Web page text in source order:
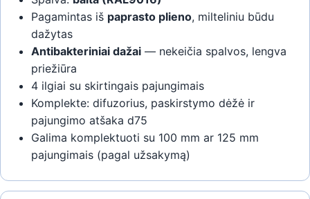
Pagamintas iš paprasto plieno, milteliniu būdu
dažytas
Antibakteriniai dažai — nekeičia spalvos, lengva
priežiūra
4 ilgiai su skirtingais pajungimais
Komplekte: difuzorius, paskirstymo dėžė ir
pajungimo atšaka d75
Galima komplektuoti su 100 mm ar 125 mm
pajungimais (pagal užsakymą)